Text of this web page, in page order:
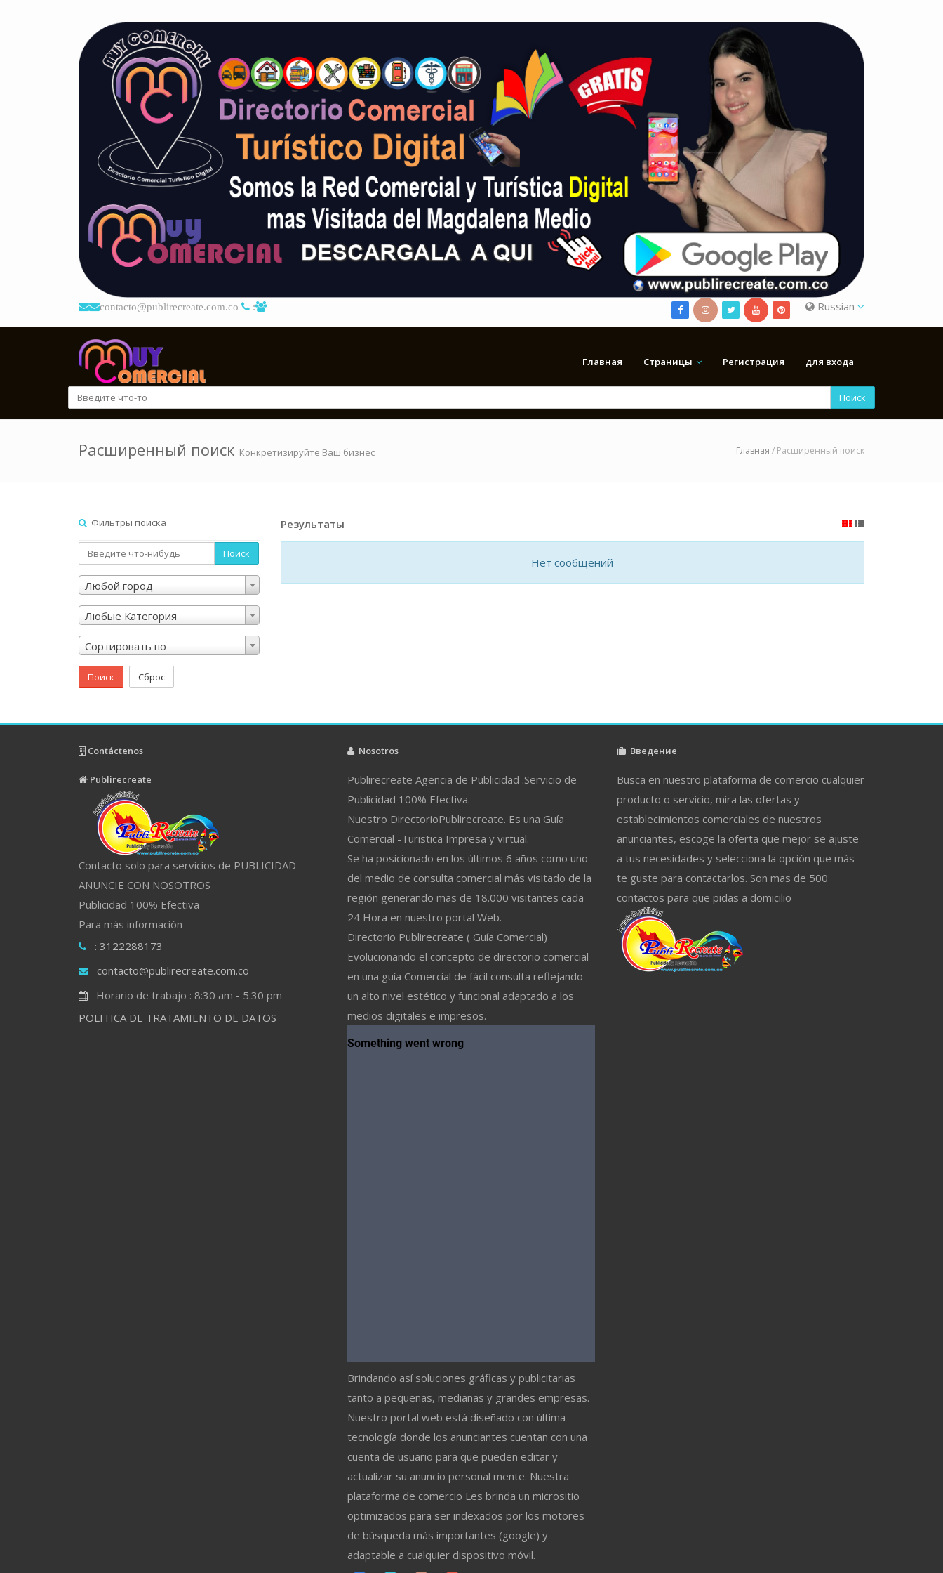
contacto@publirecreate.com.co : Russian
Главная Страницы Регистрация для входа
Поиск
Расширенный поиск Конкретизируйте Ваш бизнес Главная / Расширенный поиск
Фильтры поиска
Поиск
Любой город
Любые Категория
Сортировать по
Поиск Сброс
Результаты
Нет сообщений
Contáctenos
Publirecreate
Contacto solo para servicios de PUBLICIDAD
ANUNCIE CON NOSOTROS
Publicidad 100% Efectiva
Para más información
: 3122288173
contacto@publirecreate.com.co
Horario de trabajo : 8:30 am - 5:30 pm
POLITICA DE TRATAMIENTO DE DATOS
Nosotros
Publirecreate Agencia de Publicidad .Servicio de
Publicidad 100% Efectiva.
Nuestro DirectorioPublirecreate. Es una Guía
Comercial -Turistica Impresa y virtual.
Se ha posicionado en los últimos 6 años como uno
del medio de consulta comercial más visitado de la
región generando mas de 18.000 visitantes cada
24 Hora en nuestro portal Web.
Directorio Publirecreate ( Guía Comercial)
Evolucionando el concepto de directorio comercial
en una guía Comercial de fácil consulta reflejando
un alto nivel estético y funcional adaptado a los
medios digitales e impresos.
Brindando así soluciones gráficas y publicitarias
tanto a pequeñas, medianas y grandes empresas.
Nuestro portal web está diseñado con última
tecnología donde los anunciantes cuentan con una
cuenta de usuario para que pueden editar y
actualizar su anuncio personal mente. Nuestra
plataforma de comercio Les brinda un micrositio
optimizados para ser indexados por los motores
de búsqueda más importantes (google) y
adaptable a cualquier dispositivo móvil.
Введение
Busca en nuestro plataforma de comercio cualquier
producto o servicio, mira las ofertas y
establecimientos comerciales de nuestros
anunciantes, escoge la oferta que mejor se ajuste
a tus necesidades y selecciona la opción que más
te guste para contactarlos. Son mas de 500
contactos para que pidas a domicilio